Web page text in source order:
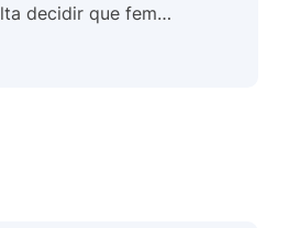
decidir que fem…